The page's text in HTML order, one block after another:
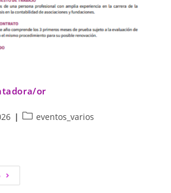
or
eventos_varios